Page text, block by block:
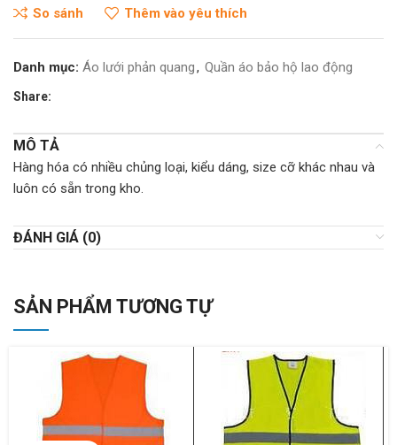
So sánh Thêm vào yêu thích
Danh mục: Áo lưới phản quang, Quần áo bảo hộ lao động
Share:
MÔ TẢ
Hàng hóa có nhiều chủng loại, kiểu dáng, size cỡ khác nhau và
luôn có sẵn trong kho.
ĐÁNH GIÁ (0)
SẢN PHẨM TƯƠNG TỰ